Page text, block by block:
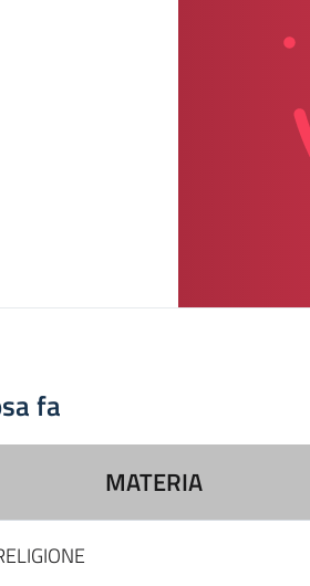
fa
MATERIA